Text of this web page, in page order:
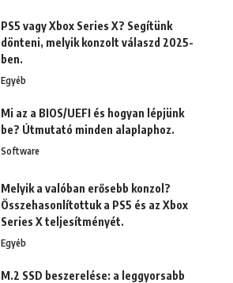
PS5 vagy Xbox Series X? Segítünk
dönteni, melyik konzolt válaszd 2025-
ben.
Egyéb
Mi az a BIOS/UEFI és hogyan lépjünk
be? Útmutató minden alaplaphoz.
Software
Melyik a valóban erősebb konzol?
Összehasonlítottuk a PS5 és az Xbox
Series X teljesítményét.
Egyéb
M.2 SSD beszerelése: a leggyorsabb